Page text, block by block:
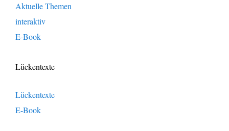
Aktuelle Themen
interaktiv
E-Book
Lückentexte
Lückentexte
E-Book